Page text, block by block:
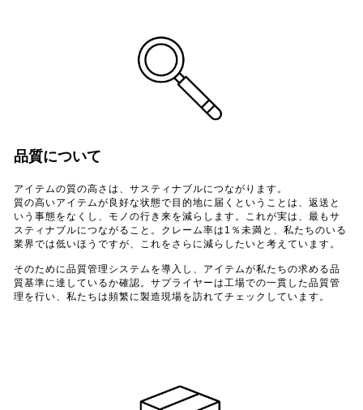
品質について
アイテムの質の高さは、サスティナブルにつながります。
質の高いアイテムが良好な状態で目的地に届くということは、返送と
いう事態をなくし、モノの行き来を減らします。これが実は、最もサ
スティナブルにつながること。クレーム率は1％未満と、私たちのいる
業界では低いほうですが、これをさらに減らしたいと考えています。
そのために品質管理システムを導入し、アイテムが私たちの求める品
質基準に達しているか確認。サプライヤーは工場での一貫した品質管
理を行い、私たちは頻繁に製造現場を訪れてチェックしています。